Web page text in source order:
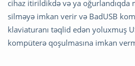
cihaz itirildikdə və ya oğurlandıqda
silməyə imkan verir və BadUSB
klaviaturanı təqlid edən yoluxmuş
kompüterə qoşulmasına imkan